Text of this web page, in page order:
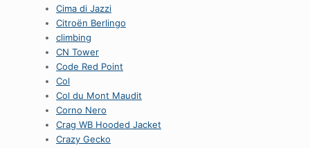
Cima di Jazzi
Citroën Berlingo
climbing
CN Tower
Code Red Point
Col
Col du Mont Maudit
Corno Nero
Crag WB Hooded Jacket
Crazy Gecko